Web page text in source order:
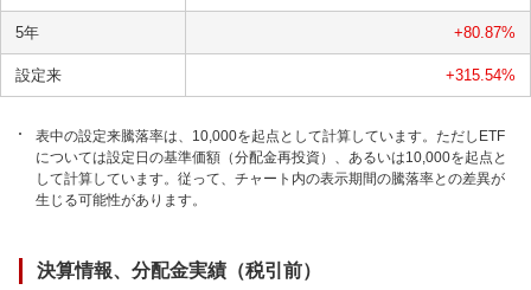
5年 +80.87%
設定来 +315.54%
表中の設定来騰落率は、10,000を起点として計算しています。ただしETF
については設定日の基準価額（分配金再投資）、あるいは10,000を起点と
して計算しています。従って、チャート内の表示期間の騰落率との差異が
生じる可能性があります。
決算情報、分配金実績（税引前）